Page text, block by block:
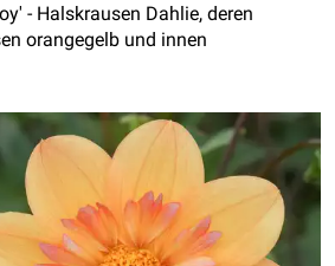
- Halskrausen Dahlie, deren
orangegelb und innen